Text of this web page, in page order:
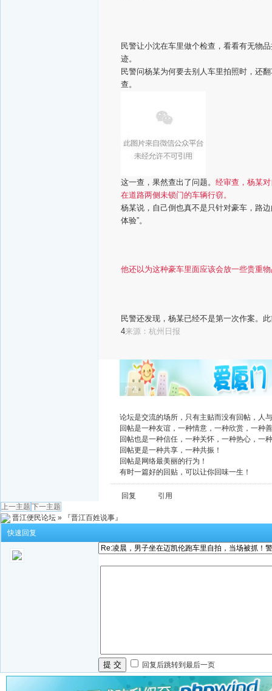
民警让小沈在车里做个检查，看看有无物
迹。
民警问杨某为何要去别人车里拍照时，还
查。
这一查，果然查出了问题。 经审查，杨某
在道路两侧未锁门的车辆行窃。
杨某说，自己倒也真不是只针对豪车，路
体验”。
他还以为这种豪车里面应该会放一些贵重
民警还发现，杨某已经不是第一次作案。
4来源：杭州日报
广告
论坛是交流的场所，只有主贴而没有回帖，人
回帖是一种友谊，一种情意，一种欣赏，一种
回帖也是一种信任，一种关怀，一种热心，一
回帖更是一种共享，一种共振！
回帖是网络最美丽的行为！
有时一篇好的回贴，可以让你回味一生！
回复
引用
上一主题 下一主题
晋江便民论坛 »
『晋江百姓说事』
快速回复
提 交 回复后跳转到最后一页